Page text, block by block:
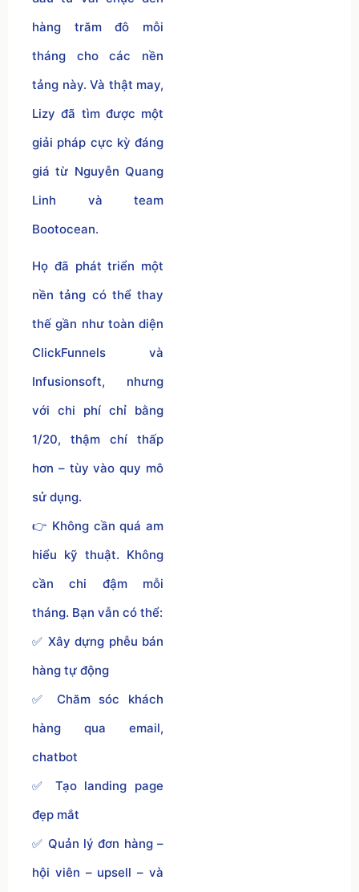
hàng trăm đô mỗi
tháng cho các nền
tảng này. Và thật may,
Lizy đã tìm được một
giải pháp cực kỳ đáng
giá từ Nguyễn Quang
Linh và team
Bootocean.
Họ đã phát triển một
nền tảng có thể thay
thế gần như toàn diện
ClickFunnels và
Infusionsoft, nhưng
với chi phí chỉ bằng
1/20, thậm chí thấp
hơn – tùy vào quy mô
sử dụng.
👉 Không cần quá am
hiểu kỹ thuật. Không
cần chi đậm mỗi
tháng. Bạn vẫn có thể:
✅ Xây dựng phễu bán
hàng tự động
✅ Chăm sóc khách
hàng qua email,
chatbot
✅ Tạo landing page
đẹp mắt
✅ Quản lý đơn hàng –
hội viên – upsell – và